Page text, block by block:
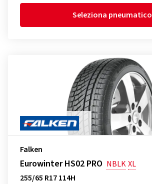
Seleziona pneumatico
Falken
Eurowinter HS02 PRO NBLKXL
255/65 R17 114H